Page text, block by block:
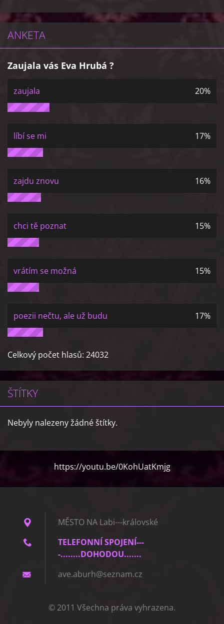
ANKETA
Zaujala vás Eva Hrubá ?
zaujala 20%
líbí se mi 17%
zajdu znovu 16%
chci tě poznat 15%
vrátím se možná 15%
poezii nečtu, ale už budu 17%
Celkový počet hlasů: 24032
ŠTÍTKY
Nebyly nalezeny žádné štítky.
https://youtu.be/0KohUatKmjg
MĚSTO NA Labi---královské
TELEFONNÍ SPOJENÍ---
-........DOHODOU.......
ave.aburh@seznam.cz
© 2011 Všechna práva vyhrazena.